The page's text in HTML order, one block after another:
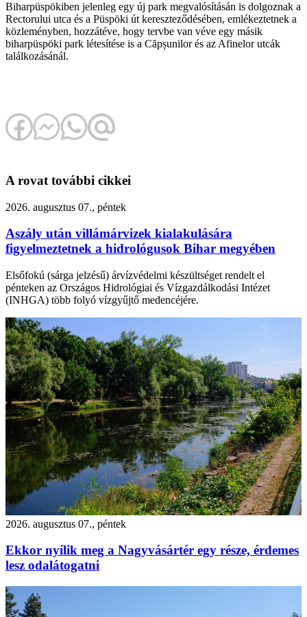
Biharpüspökiben jelenleg egy új park megvalósításán is dolgoznak a
Rectorului utca és a Püspöki út kereszteződésében, emlékeztetnek a
közleményben, hozzátéve, hogy tervbe van véve egy másik
biharpüspöki park létesítése is a Căpșunilor és az Afinelor utcák
találkozásánál.
A rovat további cikkei
2026. augusztus 07., péntek
Aszály után villámárvizek kialakulására
figyelmeztetnek a hidrológusok Bihar megyében
Elsőfokú (sárga jelzésű) árvízvédelmi készültséget rendelt el
pénteken az Országos Hidrológiai és Vízgazdálkodási Intézet
(INHGA) több folyó vízgyűjtő medencéjére.
2026. augusztus 07., péntek
Ekkor nyílik meg a Nagyvásártér egy része, érdemes
lesz odalátogatni